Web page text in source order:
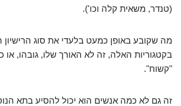
(טנדר, משאית קלה וכו').
מה שקובע באופן כמעט בלעדי את סוג
בקטגוריות האלה, זה לא האורך שלו, גובהו, או
"קשוח".
זה גם לא כמה אנשים הוא יכול להסיע בתא